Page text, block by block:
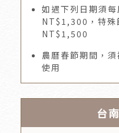
如遇下列日期須
NT$1,300，特殊
NT$1,500
農曆春節期間，
使用
台